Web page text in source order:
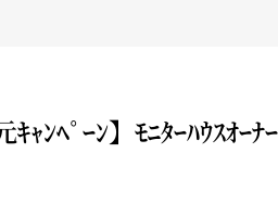
ﾝﾍﾟｰﾝ】ﾓﾆﾀｰﾊｳｽｵｰﾅｰ